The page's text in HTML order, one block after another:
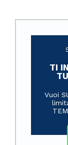
TI
Vuoi